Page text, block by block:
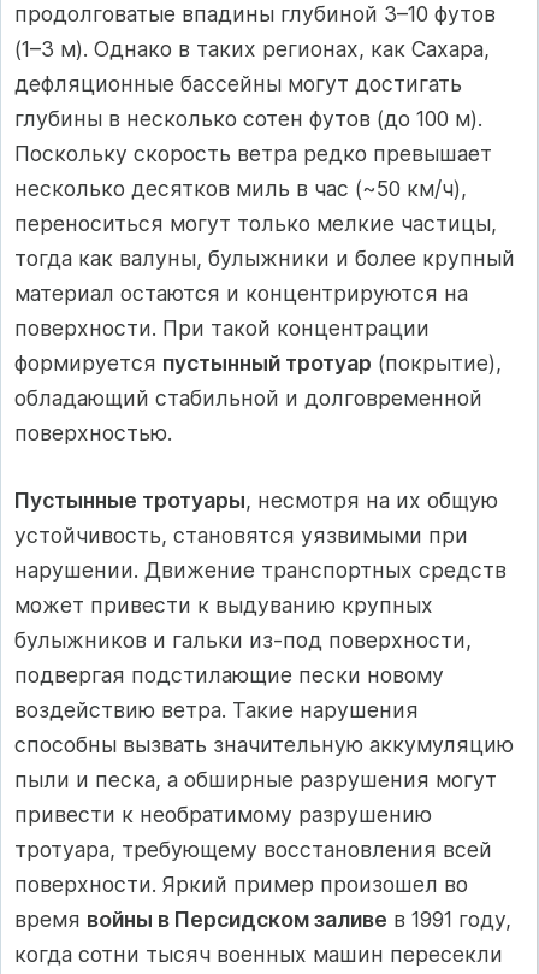
продолговатые впадины глубиной 3–10 футов
(1–3 м). Однако в таких регионах, как Сахара,
дефляционные бассейны могут достигать
глубины в несколько сотен футов (до 100 м).
Поскольку скорость ветра редко превышает
несколько десятков миль в час (~50 км/ч),
переноситься могут только мелкие частицы,
тогда как валуны, булыжники и более крупный
материал остаются и концентрируются на
поверхности. При такой концентрации
формируется пустынный тротуар (покрытие),
обладающий стабильной и долговременной
поверхностью.
Пустынные тротуары, несмотря на их общую
устойчивость, становятся уязвимыми при
нарушении. Движение транспортных средств
может привести к выдуванию крупных
булыжников и гальки из-под поверхности,
подвергая подстилающие пески новому
воздействию ветра. Такие нарушения
способны вызвать значительную аккумуляцию
пыли и песка, а обширные разрушения могут
привести к необратимому разрушению
тротуара, требующему восстановления всей
поверхности. Яркий пример произошел во
время войны в Персидском заливе в 1991 году,
когда сотни тысяч военных машин пересекли